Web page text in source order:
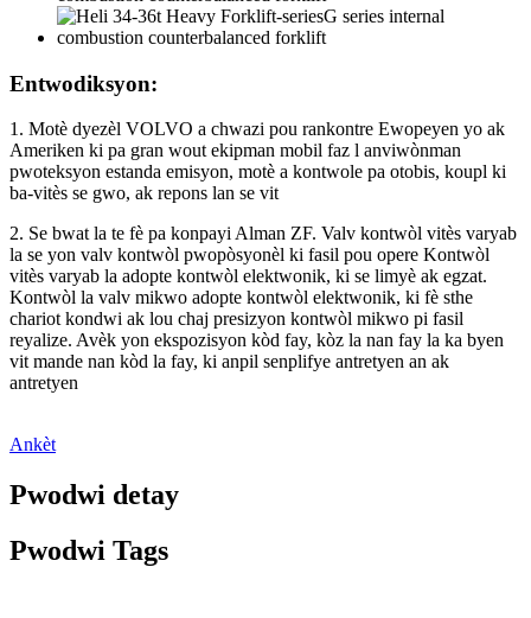
Entwodiksyon:
1. Motè dyezèl VOLVO a chwazi pou rankontre Ewopeyen yo ak
Ameriken ki pa gran wout ekipman mobil faz l anviwònman
pwoteksyon estanda emisyon, motè a kontwole pa otobis, koupl ki
ba-vitès se gwo, ak repons lan se vit
2. Se bwat la te fè pa konpayi Alman ZF. Valv kontwòl vitès varyab
la se yon valv kontwòl pwopòsyonèl ki fasil pou opere Kontwòl
vitès varyab la adopte kontwòl elektwonik, ki se limyè ak egzat.
Kontwòl la valv mikwo adopte kontwòl elektwonik, ki fè sthe
chariot kondwi ak lou chaj presizyon kontwòl mikwo pi fasil
reyalize. Avèk yon ekspozisyon kòd fay, kòz la nan fay la ka byen
vit mande nan kòd la fay, ki anpil senplifye antretyen an ak
antretyen
Ankèt
Pwodwi detay
Pwodwi Tags